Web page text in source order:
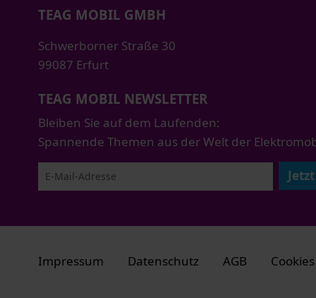
TEAG MOBIL GMBH
Schwerborner Straße 30
99087 Erfurt
TEAG MOBIL NEWSLETTER
Bleiben Sie auf dem Laufenden:
Spannende Themen aus der Welt der
Impressum Datenschutz AGB Cookies